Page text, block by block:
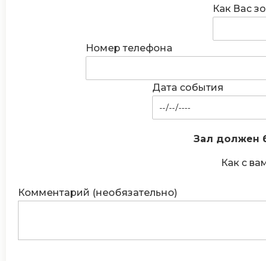
Как Вас
Номер телефона
Дата события
Зал должен
Как с
Комментарий (необязательно)